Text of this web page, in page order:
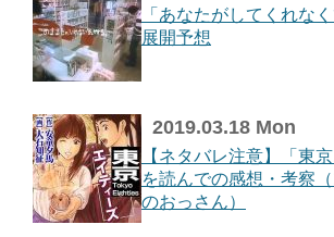
「あなたがしてくれな
展開予想
2019.03.18 Mon
【ネタバレ注意】「東
を読んでの感想・考察
のおっさん）